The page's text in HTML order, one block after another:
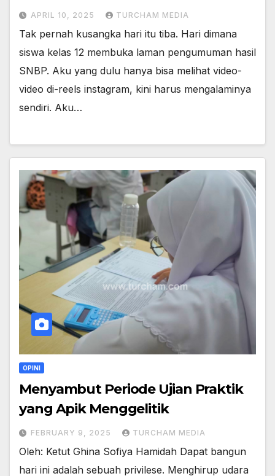
APRIL 10, 2025 TURCHAM MEDIA
Tak pernah kusangka hari itu tiba. Hari dimana
siswa kelas 12 membuka laman pengumuman hasil
SNBP. Aku yang dulu hanya bisa melihat video-
video di-reels instagram, kini harus mengalaminya
sendiri. Aku…
OPINI
Menyambut Periode Ujian Praktik
yang Apik Menggelitik
FEBRUARY 9, 2025 TURCHAM MEDIA
Oleh: Ketut Ghina Sofiya Hamidah Dapat bangun
hari ini adalah sebuah privilese. Menghirup udara